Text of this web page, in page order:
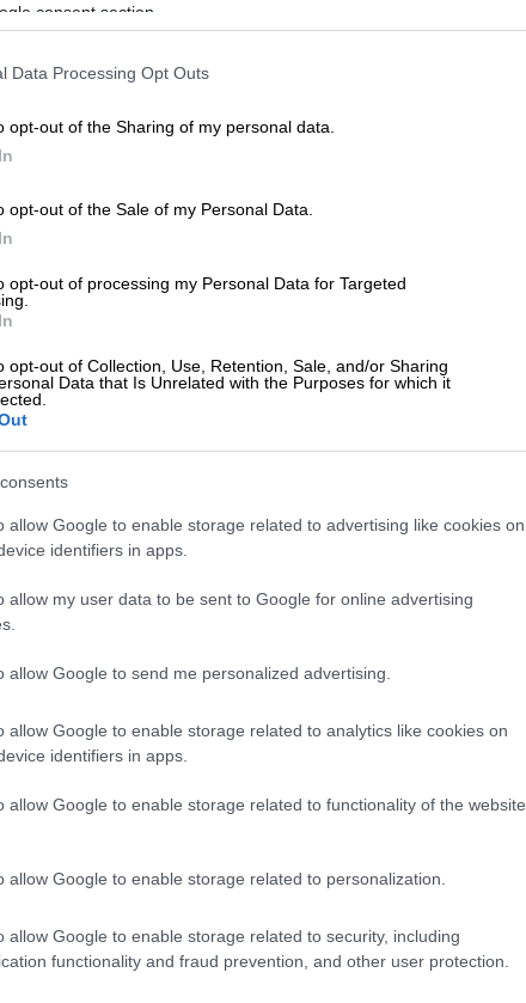
consent section.
Data Processing Opt Outs
opt-out of the Sharing of my personal data.
opt-out of the Sale of my Personal Data.
opt-out of processing my Personal Data for Targeted
opt-out of Collection, Use, Retention, Sale, and/or Sharing
Data that Is Unrelated with the Purposes for which it
allow Google to enable storage related to advertising like cookies on
identifiers in apps.
allow my user data to be sent to Google for online advertising
allow Google to send me personalized advertising.
allow Google to enable storage related to analytics like cookies on
identifiers in apps.
allow Google to enable storage related to functionality of the website
allow Google to enable storage related to personalization.
allow Google to enable storage related to security, including
functionality and fraud prevention, and other user protection.
το ΕΘΝΟΣ στη Google
και η πρώην υπουργός Εξωτερικών
της
Ο Μπάιντεν να παραιτηθεί
να αποσύρει την
το Reuters
υποστηρίζοντας την Αντιπρόεδρο
να την υποστηρίξουμε», ανέφεραν οι
Secretary Clinton
2024
ΕΘΝΟΣ θα παρεμβαίνει και τα προσβλητικά σχόλια θα